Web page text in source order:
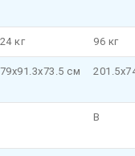
кг 96 кг
см
B